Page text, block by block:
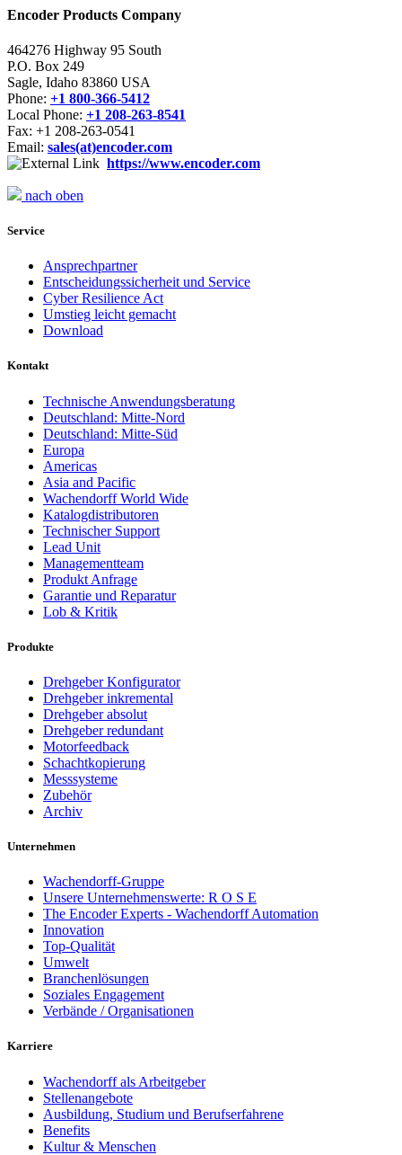
Encoder Products Company
464276 Highway 95 South
P.O. Box 249
Sagle, Idaho 83860 USA
Phone: +1 800-366-5412
Local Phone: +1 208-263-8541
Fax: +1 208-263-0541
Email: sales(at)encoder.com
https://www.encoder.com
nach oben
Service
Ansprechpartner
Entscheidungssicherheit und Service
Cyber Resilience Act
Umstieg leicht gemacht
Download
Kontakt
Technische Anwendungsberatung
Deutschland: Mitte-Nord
Deutschland: Mitte-Süd
Europa
Americas
Asia and Pacific
Wachendorff World Wide
Katalogdistributoren
Technischer Support
Lead Unit
Managementteam
Produkt Anfrage
Garantie und Reparatur
Lob & Kritik
Produkte
Drehgeber Konfigurator
Drehgeber inkremental
Drehgeber absolut
Drehgeber redundant
Motorfeedback
Schachtkopierung
Messsysteme
Zubehör
Archiv
Unternehmen
Wachendorff-Gruppe
Unsere Unternehmenswerte: R O S E
The Encoder Experts - Wachendorff Automation
Innovation
Top-Qualität
Umwelt
Branchenlösungen
Soziales Engagement
Verbände / Organisationen
Karriere
Wachendorff als Arbeitgeber
Stellenangebote
Ausbildung, Studium und Berufserfahrene
Benefits
Kultur & Menschen